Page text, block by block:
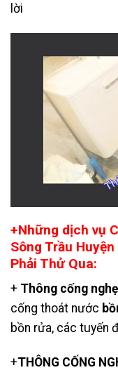
lời
+Những dịch vụ
Sông Trầu
Phải Thử Qua:
+ Thông cống
cống thoát nước
bồn rửa, các tuyến
+THÔNG CỐNG